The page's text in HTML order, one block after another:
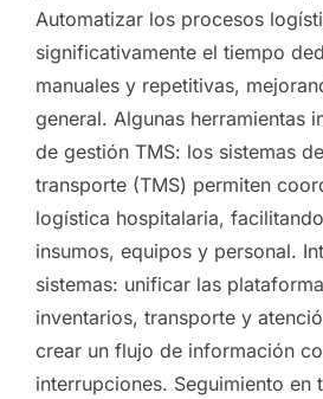
Automatizar los procesos
significativamente el tiempo
manuales y repetitivas,
general. Algunas herramientas
de gestión TMS: los sistemas
transporte (TMS) permiten
logística hospitalaria,
insumos, equipos y personal.
sistemas: unificar las
inventarios, transporte y
crear un flujo de información
interrupciones. Seguimiento en